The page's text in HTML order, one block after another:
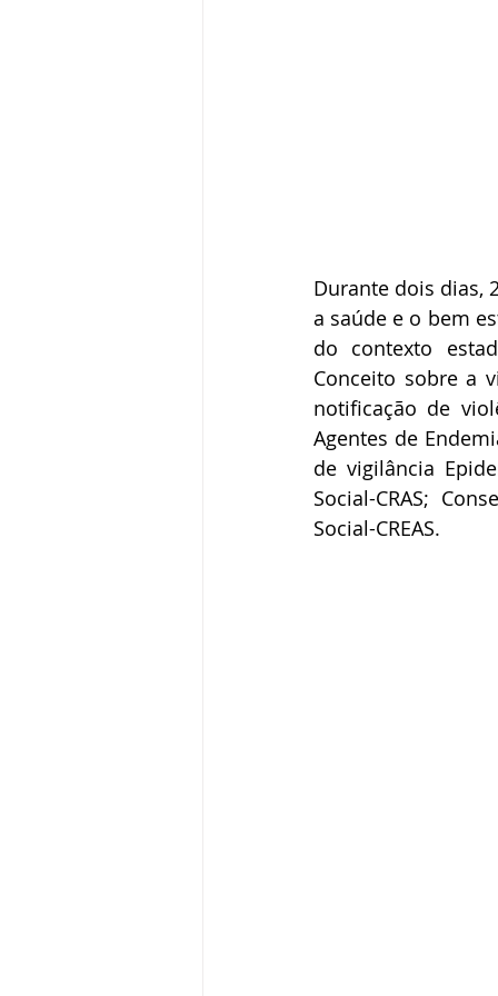
Durante dois dias,
a saúde e o bem
do contexto
Conceito sobre a
notificação de
Agentes de
de vigilância
Social-CRAS;
Social-CREAS.